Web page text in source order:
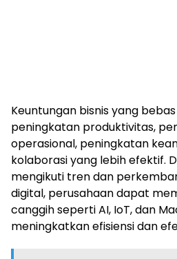
Keuntungan bisnis yang
peningkatan produktivitas,
operasional, peningkatan
kolaborasi yang lebih efektif.
mengikuti tren dan
digital, perusahaan dapat
canggih seperti AI, IoT, dan
meningkatkan efisiensi dan